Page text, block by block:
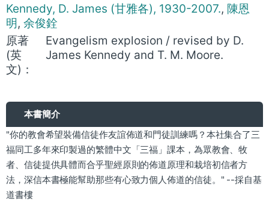
Kennedy, D. James (甘雅各), 1930-2007., 陳恩
明, 余俊銓
原著
(英
文)：
Evangelism explosion / revised by D.
James Kennedy and T. M. Moore.
本書簡介
"你的教會希望裝備信徒作友誼佈道和門徒訓練嗎？本社集合了三
福同工多年來印製過的繁體中文「三福」課本，為眾教會、牧
者、信徒提供具體而合乎聖經原則的佈道原理和栽培初信者方
法，深信本書極能幫助那些有心致力個人佈道的信徒。" --採自基
道書樓